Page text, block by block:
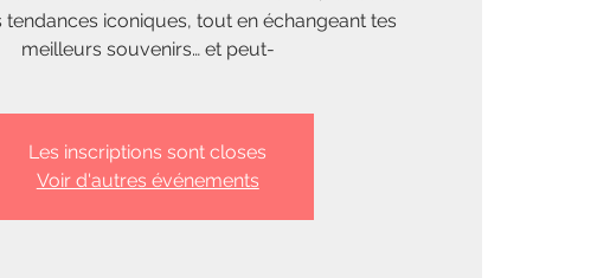
tendances iconiques, tout en échangeant tes
meilleurs souvenirs… et peut-
Les inscriptions sont closes
Voir d'autres événements